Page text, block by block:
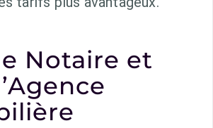
Notaire et